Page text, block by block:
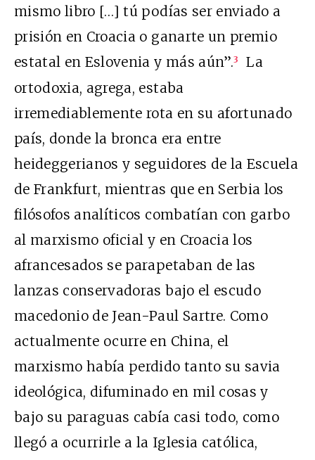
mismo libro […] tú podías ser enviado a
prisión en Croacia o ganarte un premio
estatal en Eslovenia y más aún”.3
La
ortodoxia, agrega, estaba
irremediablemente rota en su afortunado
país, donde la bronca era entre
heideggerianos y seguidores de la Escuela
de Frankfurt, mientras que en Serbia los
filósofos analíticos combatían con garbo
al marxismo oficial y en Croacia los
afrancesados se parapetaban de las
lanzas conservadoras bajo el escudo
macedonio de Jean-Paul Sartre. Como
actualmente ocurre en China, el
marxismo había perdido tanto su savia
ideológica, difuminado en mil cosas y
bajo su paraguas cabía casi todo, como
llegó a ocurrirle a la Iglesia católica,